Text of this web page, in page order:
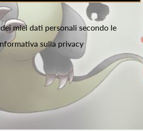
miei dati personali secondo le
sulla privacy